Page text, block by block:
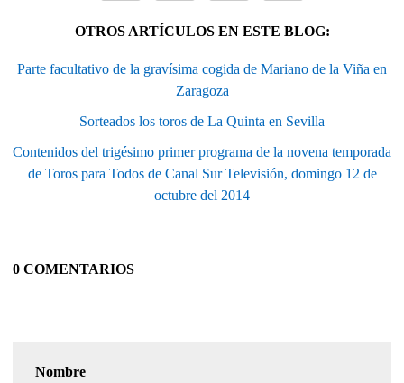
OTROS ARTÍCULOS EN ESTE BLOG:
Parte facultativo de la gravísima cogida de Mariano de la Viña en
Zaragoza
Sorteados los toros de La Quinta en Sevilla
Contenidos del trigésimo primer programa de la novena temporada
de Toros para Todos de Canal Sur Televisión, domingo 12 de
octubre del 2014
0 COMENTARIOS
Nombre